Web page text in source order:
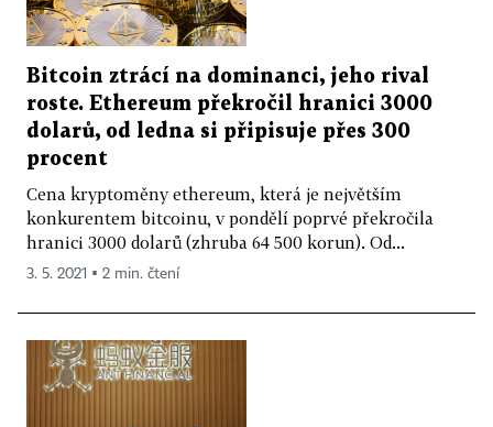
Bitcoin ztrácí na dominanci, jeho rival
roste. Ethereum překročil hranici 3000
dolarů, od ledna si připisuje přes 300
procent
Cena kryptoměny ethereum, která je největším
konkurentem bitcoinu, v pondělí poprvé překročila
hranici 3000 dolarů (zhruba 64 500 korun). Od...
3. 5. 2021 ▪ 2 min. čtení